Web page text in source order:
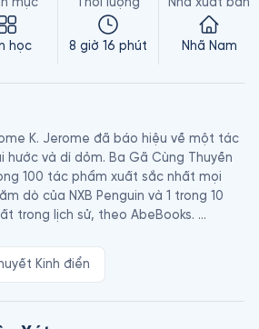
học 8 giờ 16 phút Nhã Nam
K. Jerome đã báo hiệu về một tác
hước và dí dỏm. Ba Gã Cùng Thuyền
100 tác phẩm xuất sắc nhất mọi
dò của NXB Penguin và 1 trong 10
trong lịch sử, theo AbeBooks.
giản, kể về một chuyến du ngoạn
trai và được kể lại bởi nhân vật tôi -
Kinh điển